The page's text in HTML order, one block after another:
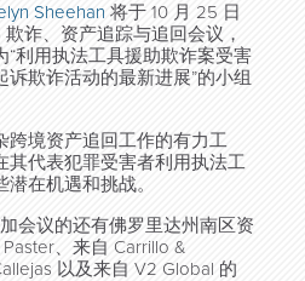
Sheehan 将于 10 月 25 日
诈、资产追踪与追回会议，
利用执法工具援助欺诈案受害
欺诈活动的最新进展”的小组
跨境资产追回工作的有力工
其代表犯罪受害者利用执法工
在机遇和挑战。
会议的还有佛罗里达州南区资
、来自 Carrillo &
以及来自 V2 Global 的